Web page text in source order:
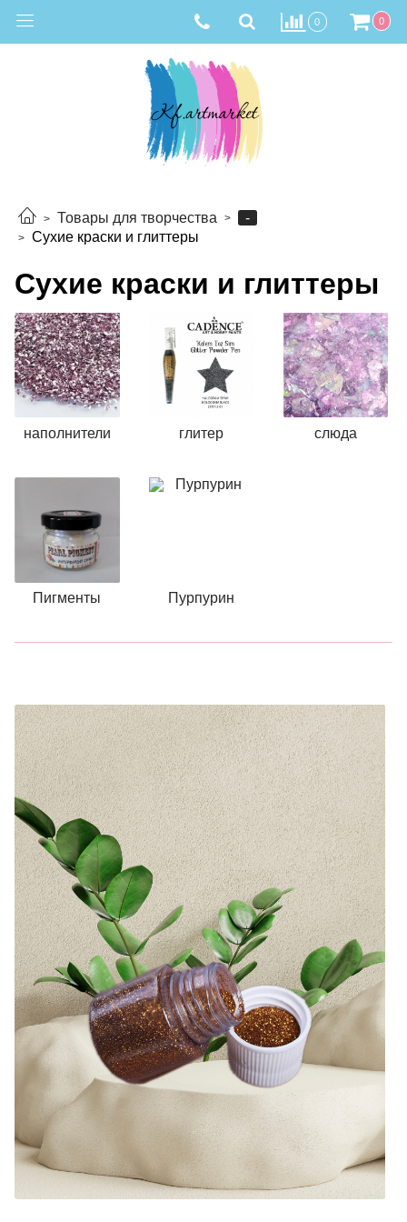
0 0
Товары для творчества
-
Сухие краски и глиттеры
Сухие краски и глиттеры
наполнители глитер слюда
Пигменты Пурпурин